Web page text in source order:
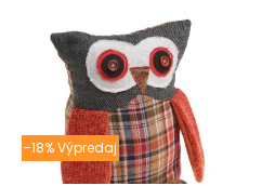
-18% Výpredaj